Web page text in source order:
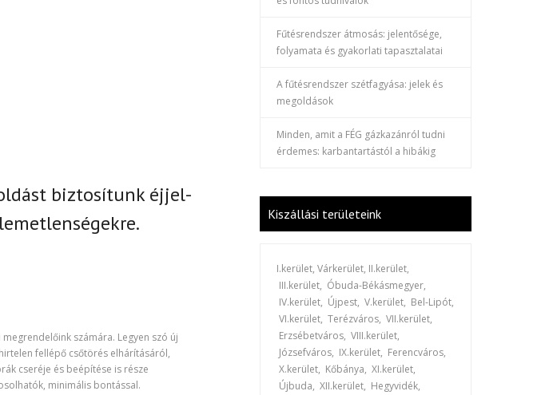
biztosítunkéjjel-
számára. Legyen szó új
fellépő csőtörés elhárításáról,
cseréje és beépítése is része
minimális bontással.
Fűtésrendszer átmosás: jelentősége,
folyamata és gyakorlati tapasztalatai
A fűtésrendszer szétfagyása: jelek és
megoldások
Minden, amit a FÉG gázkazánról tudni
érdemes: karbantartástól a hibákig
Kiszállási területeink
I.kerület, Várkerület, II.kerület,
III.kerület, Óbuda-Békásmegyer,
IV.kerület, Újpest, V.kerület, Bel-Lipót,
VI.kerület, Terézváros, VII.kerület,
Erzsébetváros, VIII.kerület,
Józsefváros, IX.kerület, Ferencváros,
X.kerület, Kőbánya, XI.kerület,
Újbuda, XII.kerület, Hegyvidék,